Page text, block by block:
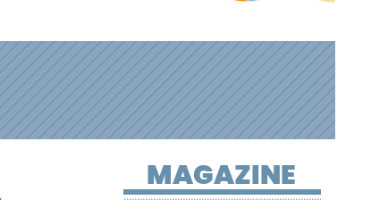
MAGAZINE